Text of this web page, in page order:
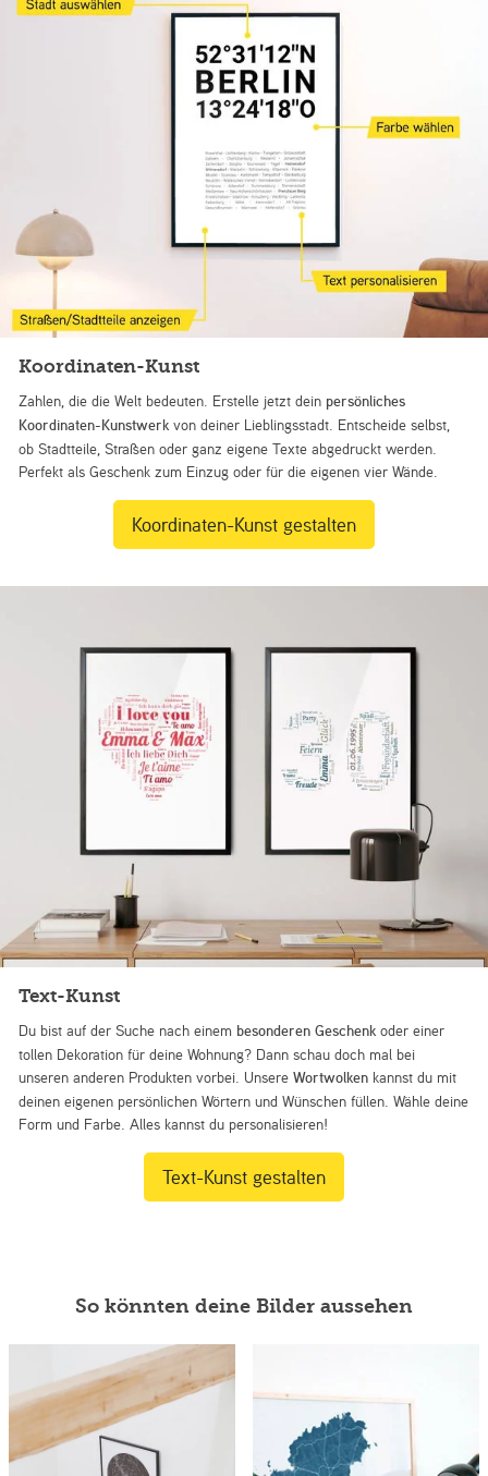
Koordinaten-Kunst
Zahlen, die die Welt bedeuten. Erstelle jetzt dein persönliches
Koordinaten-Kunstwerk von deiner Lieblingsstadt. Entscheide selbst,
ob Stadtteile, Straßen oder ganz eigene Texte abgedruckt werden.
Perfekt als Geschenk zum Einzug oder für die eigenen vier Wände.
Koordinaten-Kunst gestalten
Text-Kunst
Du bist auf der Suche nach einem besonderen Geschenk oder einer
tollen Dekoration für deine Wohnung? Dann schau doch mal bei
unseren anderen Produkten vorbei. UnsereWortwolken kannst du mit
deinen eigenen persönlichen Wörtern und Wünschen füllen. Wähle deine
Form und Farbe. Alles kannst du personalisieren!
Text-Kunst gestalten
So könnten deine Bilder aussehen